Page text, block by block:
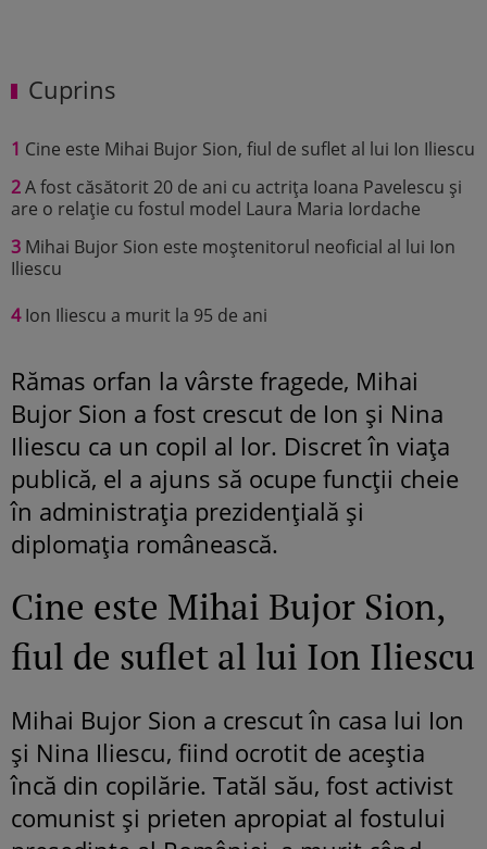
Cuprins
1 Cine este Mihai Bujor Sion, fiul de suflet al lui Ion Iliescu
2A fost căsătorit 20 de ani cu actrița Ioana Pavelescu și
are o relație cu fostul model Laura Maria Iordache
3 Mihai Bujor Sion este moștenitorul neoficial al lui Ion
Iliescu
4Ion Iliescu a murit la 95 de ani
Rămas orfan la vârste fragede, Mihai
Bujor Sion a fost crescut de Ion și Nina
Iliescu ca un copil al lor. Discret în viața
publică, el a ajuns să ocupe funcții cheie
în administrația prezidențială și
diplomația românească.
Cine este Mihai Bujor Sion,
fiul de suflet al lui Ion Iliescu
Mihai Bujor Sion a crescut în casa lui Ion
și Nina Iliescu, fiind ocrotit de aceștia
încă din copilărie. Tatăl său, fost activist
comunist și prieten apropiat al fostului